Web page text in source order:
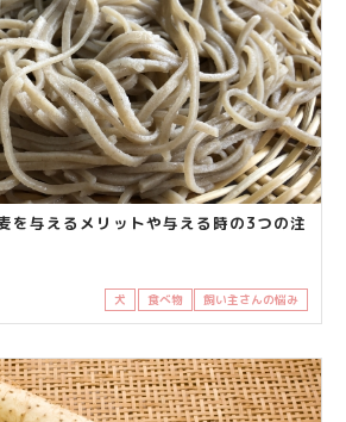
を与えるメリットや与える時の3つの注
犬 食べ物 飼い主さんの悩み